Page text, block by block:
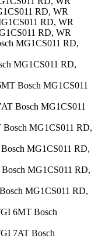
RD, WR
RD, WR
RD, WR
MG1CS011 RD,
MG1CS011 RD,
Bosch MG1CS011
Bosch MG1CS011
MG1CS011 RD,
MG1CS011 RD,
MG1CS011 RD,
MG1CS011 RD,
6MT Bosch
7AT Bosch